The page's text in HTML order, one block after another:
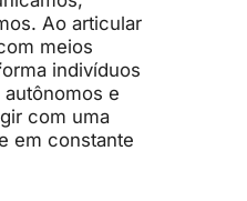
Ao articular
meios
orma indivíduos
e
com uma
em constante